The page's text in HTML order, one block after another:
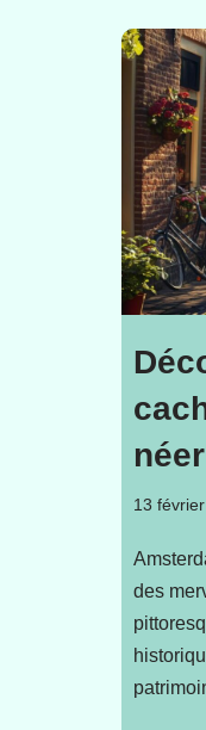
13
des